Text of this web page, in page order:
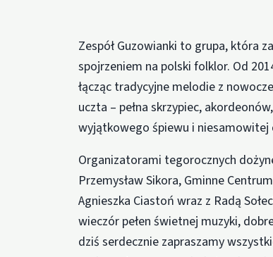
Zespół Guzowianki to grupa, która
spojrzeniem na polski folklor. Od
łącząc tradycyjne melodie z
uczta – pełna skrzypiec,
wyjątkowego śpiewu i niesamowitej
Organizatorami tegorocznych
Przemysław Sikora, Gminne
Agnieszka Ciastoń wraz z Radą
wieczór pełen świetnej muzyki,
dziś serdecznie zapraszamy